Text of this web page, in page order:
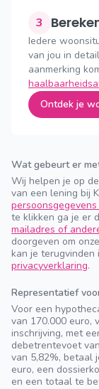
3
Iedere
van jou in
aanmerking
Ontdek je
Wat gebeurt er
Wij helpen je op
van een lening bij
te klikken ga je er
mailadres of
doorgeven om
kan je terugvinden
privacyverklaring.
Representatief
Voor een
van 170.000 euro,
inschrijving, met
debetrentevoet
van 5,82%, betaal
euro, een
en een totaal te